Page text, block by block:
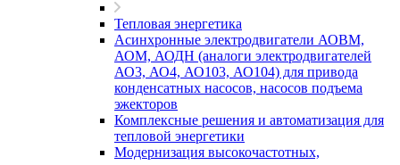
Тепловая энергетика
Асинхронные электродвигатели АОВМ,
АОМ, АОДН (аналоги электродвигателей
АО3, АО4, АО103, АО104) для привода
конденсатных насосов, насосов подъема
эжекторов
Комплексные решения и автоматизация для
тепловой энергетики
Модернизация высокочастотных,